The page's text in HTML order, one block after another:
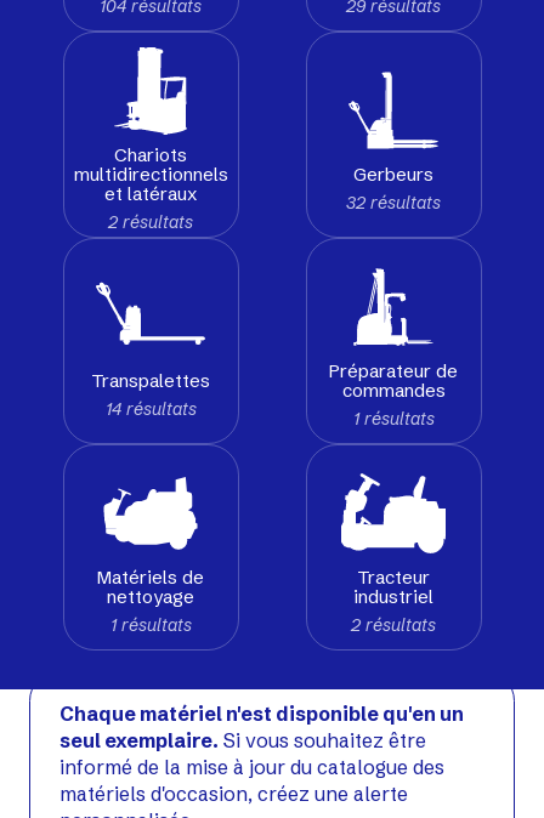
Voir matériel neuf
Occasion
104 résultats 29 résultats
Chariots
multidirectionnels
et latéraux
2 résultats
Gerbeurs
32 résultats
Transpalettes
14 résultats
Préparateur de
commandes
1 résultats
Matériels de
nettoyage
1 résultats
Tracteur
industriel
2 résultats
Chaque matériel n'est disponible qu'en un
seul exemplaire. Si vous souhaitez être
informé de la mise à jour du catalogue des
matériels d'occasion, créez une alerte